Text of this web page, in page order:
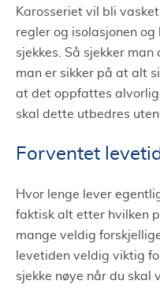
Karosseriet vil bli
regler og isolasjonen
sjekkes. Så sjekker
man er sikker på at alt
at det oppfattes
skal dette utbedres
Forventet
Hvor lenge lever
faktisk alt etter hvilken
mange veldig
levetiden veldig viktig
sjekke nøye når du skal